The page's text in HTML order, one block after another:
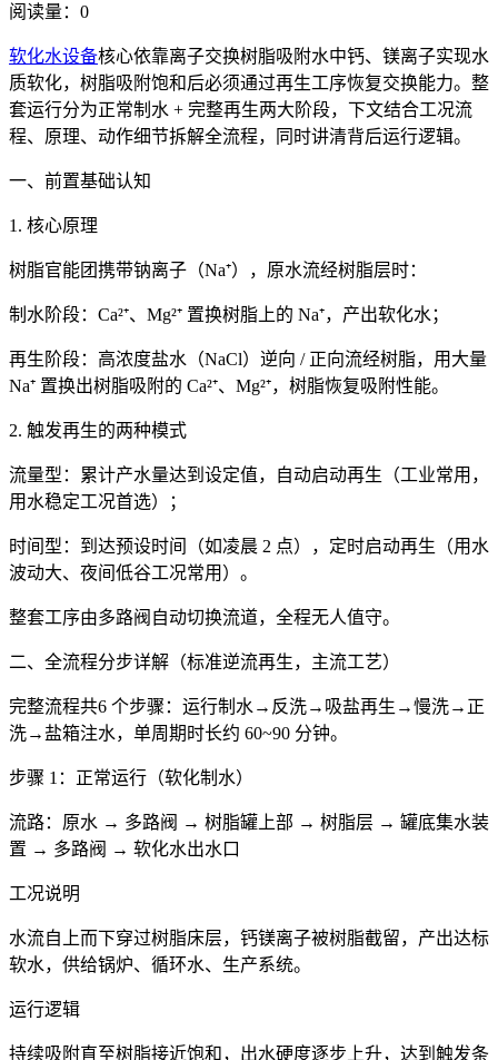
阅读量： 0
软化水设备核心依靠离子交换树脂吸附水中钙、镁离子实现水
质软化，树脂吸附饱和后必须通过再生工序恢复交换能力。整
套运行分为正常制水 + 完整再生两大阶段，下文结合工况流
程、原理、动作细节拆解全流程，同时讲清背后运行逻辑。
一、前置基础认知
1. 核心原理
树脂官能团携带钠离子（Na⁺），原水流经树脂层时：
制水阶段：Ca²⁺、Mg²⁺ 置换树脂上的 Na⁺，产出软化水；
再生阶段：高浓度盐水（NaCl）逆向 / 正向流经树脂，用大量
Na⁺ 置换出树脂吸附的 Ca²⁺、Mg²⁺，树脂恢复吸附性能。
2. 触发再生的两种模式
流量型：累计产水量达到设定值，自动启动再生（工业常用，
用水稳定工况首选）；
时间型：到达预设时间（如凌晨 2 点），定时启动再生（用水
波动大、夜间低谷工况常用）。
整套工序由多路阀自动切换流道，全程无人值守。
二、全流程分步详解（标准逆流再生，主流工艺）
完整流程共6 个步骤：运行制水→反洗→吸盐再生→慢洗→正
洗→盐箱注水，单周期时长约 60~90 分钟。
步骤 1：正常运行（软化制水）
流路：原水 → 多路阀 → 树脂罐上部 → 树脂层 → 罐底集水装
置 → 多路阀 → 软化水出水口
工况说明
水流自上而下穿过树脂床层，钙镁离子被树脂截留，产出达标
软水，供给锅炉、循环水、生产系统。
运行逻辑
持续吸附直至树脂接近饱和，出水硬度逐步上升，达到触发条